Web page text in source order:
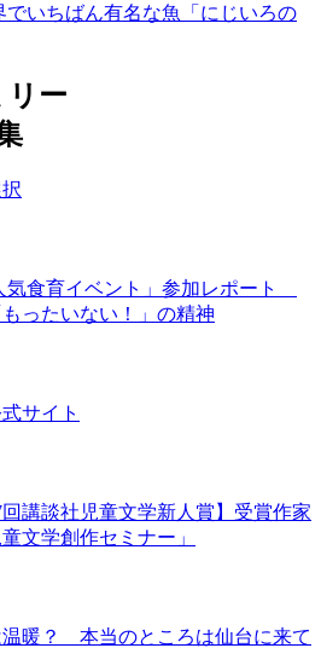
でいちばん有名な魚「にじいろの
リー
気食育イベント」参加レポート
ったいない！」の精神
サイト
講談社児童文学新人賞】受賞作家
文学創作セミナー」
暖？ 本当のところは仙台に来て